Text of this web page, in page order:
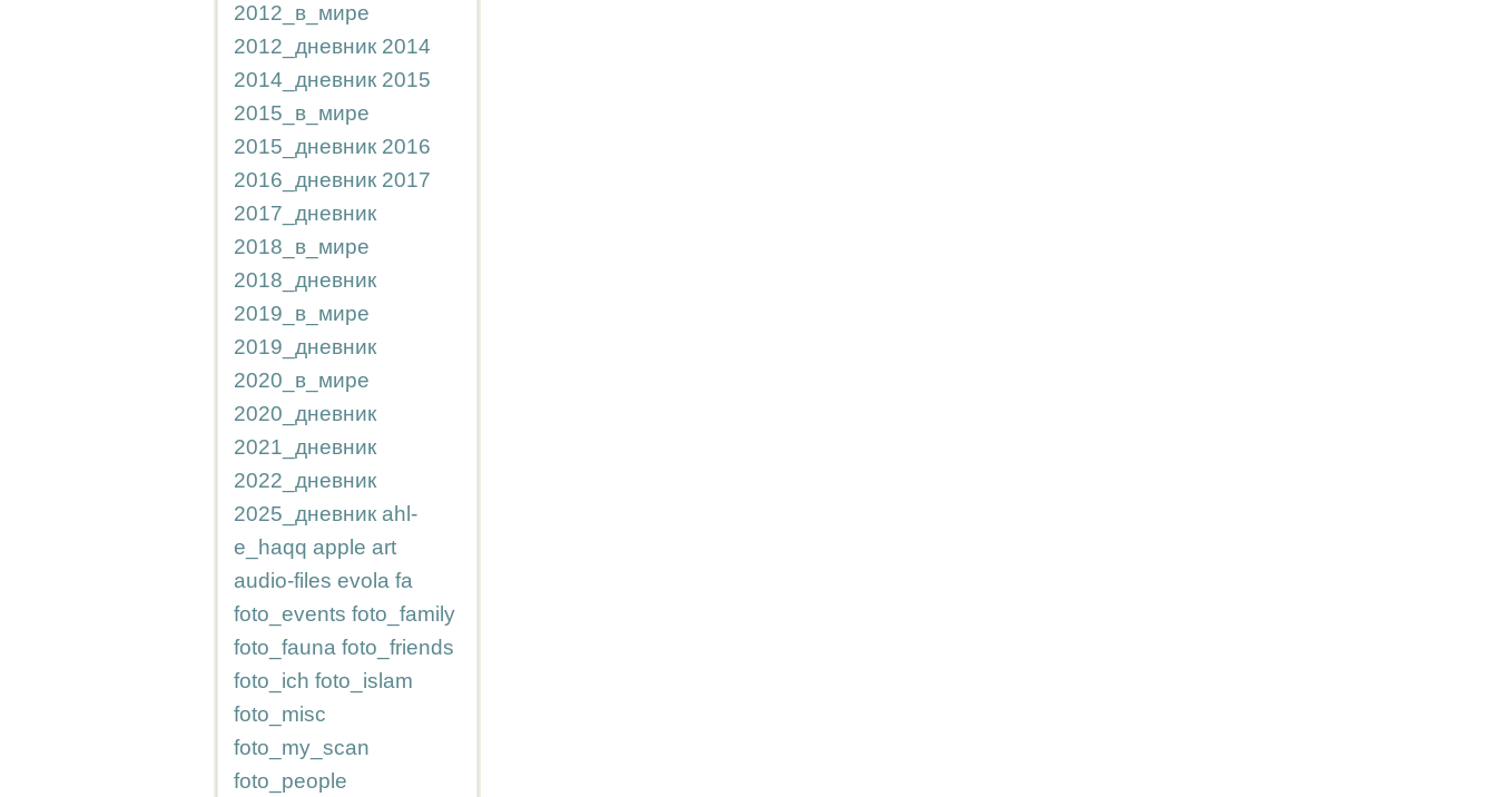
2012_в_мире
2012_дневник 2014
2014_дневник 2015
2015_в_мире
2015_дневник 2016
2016_дневник 2017
2017_дневник
2018_в_мире
2018_дневник
2019_в_мире
2019_дневник
2020_в_мире
2020_дневник
2021_дневник
2022_дневник
2025_дневник ahl-
e_haqq apple art
audio-files evola fa
foto_events foto_family
foto_fauna foto_friends
foto_ich foto_islam
foto_misc
foto_my_scan
foto_people